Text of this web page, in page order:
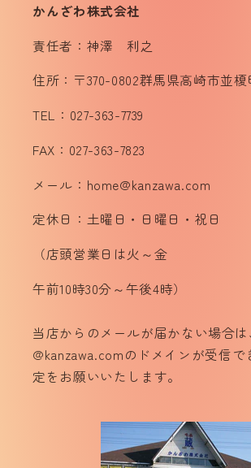
かんざわ株式会社
責任者：神澤 利之
住所：〒370-0802群馬県高崎市並榎
TEL：027-363-7739
FAX：027-363-7823
メール：home@kanzawa.com
定休日：土曜日・日曜日・祝日
（店頭営業日は火～金
午前10時30分～午後4時）
当店からのメールが届かない場合は
@kanzawa.comのドメインが受信
定をお願いいたします。